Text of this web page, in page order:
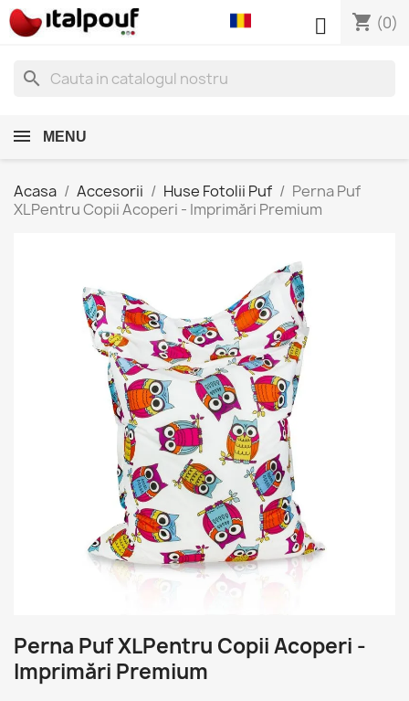
shopping_cart (0)

search
MENU
Acasa Accesorii Huse Fotolii Puf
Perna Puf
XLPentru Copii Acoperi - Imprimări Premium
Perna Puf XLPentru Copii Acoperi -
Imprimări Premium